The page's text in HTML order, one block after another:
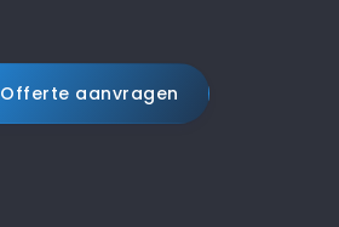
Offerte aanvragen